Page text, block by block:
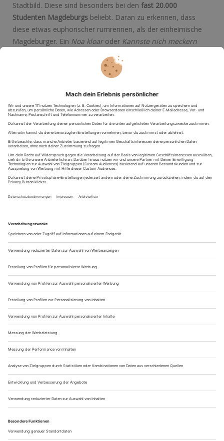
Stadtbild. Diese sind besonders bei den fast 20.000
Studenten Magdeburgs beliebt. Daran zu erkennen, dass
diese etwas euphorischer rumrennen, als der einheimische
Magdeburger. Ein Noa kloaroder Kannste nich meckern
sind hier das Äquivalent für besonders positiv gemeinte
Geländewagen! BeimGeländewagen fahrenkannst du
Elbe entlang cruisenund bis hin zum Barleber See heizen.
Dreh die Musik auf und gröle laut die Hymne der Stadt
“Magdeburger Kind” mit!
Heidelberg – kulturelle und landschaftliche
Abenteuer
jährlich fast 12 Millionen begeisterte Abenteurer an. Dabei ist
besonders derBlick vom Heiligenbergauf das Schloss und
die alte Brücke eine kleine Wanderung wert. Von hier aus hast
du einen sagenhaften Blick über die Stat und die umliegende
Landschaft. An jeder Ecke der Neckarstadt wartet ein neues
kulturelles Abenteuer und geschichtsträchtige Bauten auf
dich. Bei einemKurztrip nach Heidelberg mit Schlossführung
kannst du dich von dieser sehenswerten Stadt in Deutschland
selbst überzeugen.
Ebenfalls sehenswert ist die Universität der Stadt. Die älteste
Hochschule des Landes strahlt dir im Rot der Backsteine
entgegen und empfängt dich mit imposanten Design. Kein
Wunder, dass es schon
diese Stadt verschlagen hat. In Heidelberg wird es so schnell
nicht langweilig. Für alle Feinschmecker unter euch,
empfehlen wir eine
Heidelberg. Mit ein paar Leckerbissen zwischendurch macht